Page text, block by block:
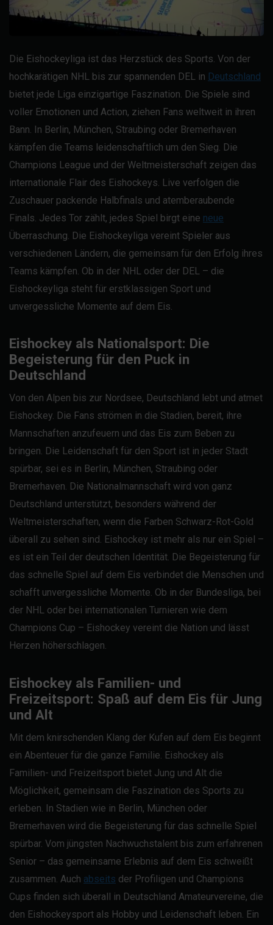
Die Eishockeyliga ist das Herzstück des Sports. Von der
hochkarätigen NHL bis zur spannenden DEL in Deutschland
bietet jede Liga einzigartige Faszination. Die Spiele sind
voller Emotionen und Action, ziehen Fans weltweit in ihren
Bann. In Berlin, München, Straubing oder Bremerhaven
kämpfen die Teams leidenschaftlich um den Sieg. Die
Champions League und der Weltmeisterschaft zeigen das
internationale Flair des Eishockeys. Live verfolgen die
Zuschauer packende Halbfinals und atemberaubende
Finals. Jedes Tor zählt, jedes Spiel birgt eine neue
Überraschung. Die Eishockeyliga vereint Spieler aus
verschiedenen Ländern, die gemeinsam für den Erfolg ihres
Teams kämpfen. Ob in der NHL oder der DEL – die
Eishockeyliga steht für erstklassigen Sport und
unvergessliche Momente auf dem Eis.
Eishockey als Nationalsport: Die
Begeisterung für den Puck in
Deutschland
Von den Alpen bis zur Nordsee, Deutschland lebt und atmet
Eishockey. Die Fans strömen in die Stadien, bereit, ihre
Mannschaften anzufeuern und das Eis zum Beben zu
bringen. Die Leidenschaft für den Sport ist in jeder Stadt
spürbar, sei es in Berlin, München, Straubing oder
Bremerhaven. Die Nationalmannschaft wird von ganz
Deutschland unterstützt, besonders während der
Weltmeisterschaften, wenn die Farben Schwarz-Rot-Gold
überall zu sehen sind. Eishockey ist mehr als nur ein Spiel –
es ist ein Teil der deutschen Identität. Die Begeisterung für
das schnelle Spiel auf dem Eis verbindet die Menschen und
schafft unvergessliche Momente. Ob in der Bundesliga, bei
der NHL oder bei internationalen Turnieren wie dem
Champions Cup – Eishockey vereint die Nation und lässt
Herzen höherschlagen.
Eishockey als Familien- und
Freizeitsport: Spaß auf dem Eis für Jung
und Alt
Mit dem knirschenden Klang der Kufen auf dem Eis beginnt
ein Abenteuer für die ganze Familie. Eishockey als
Familien- und Freizeitsport bietet Jung und Alt die
Möglichkeit, gemeinsam die Faszination des Sports zu
erleben. In Stadien wie in Berlin, München oder
Bremerhaven wird die Begeisterung für das schnelle Spiel
spürbar. Vom jüngsten Nachwuchstalent bis zum erfahrenen
Senior – das gemeinsame Erlebnis auf dem Eis schweißt
zusammen. Auch abseits der Profiligen und Champions
Cups finden sich überall in Deutschland Amateurvereine, die
den Eishockeysport als Hobby und Leidenschaft leben. Ein